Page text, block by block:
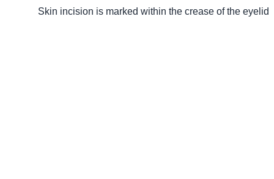
Skin incision is marked within the crease of the eyelid